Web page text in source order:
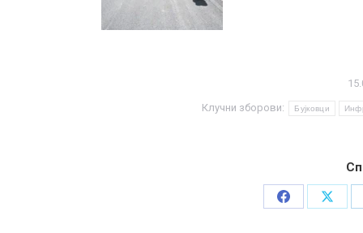
Клучни зборови: Бујковци
Share
Share